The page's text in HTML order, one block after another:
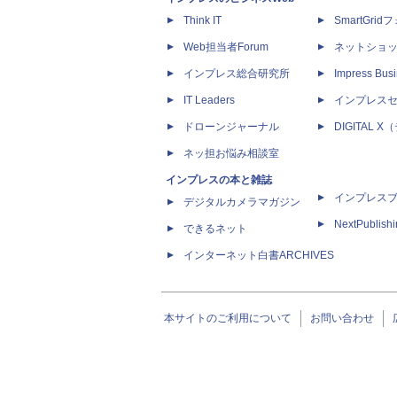
Think IT
Web担当者Forum
インプレス総合研究所
IT Leaders
ドローンジャーナル
ネッ担お悩み相談室
インプレスの本と雑誌
デジタルカメラマガジン
できるネット
インターネット白書ARCHIVES
SmartGridフ
ネットショ
Impress
インプレス
DIGITAL X（
インプレス
本サイトのご利用について お問い合わせ